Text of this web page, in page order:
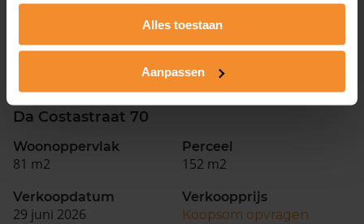
Alles toestaan
Aanpassen
118 m2
Verkoopdatum
Verkoopprijs
Da Costastraat 70
Woonoppervlak
81 m2
Perceel
152 m2
Verkoopdatum
29 juni 2026
Verkoopprijs
Koopsom opvragen